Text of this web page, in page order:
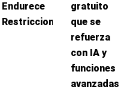
Endurece
Restricciones
gratuito
que se
refuerza
con IA y
funciones
avanzadas